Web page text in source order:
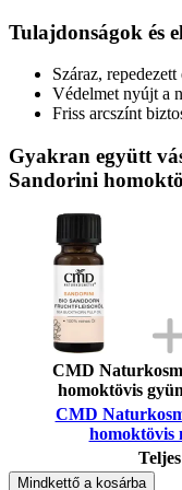
Tulajdonságok és
Száraz,
Védelmet nyújt a
Friss arcszínt
Gyakran együtt
Sandorini
CMD
homoktövis
CMD
homoktövis
Mindkettő a kosárba